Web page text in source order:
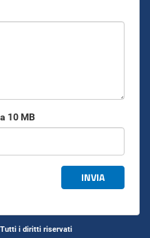
10 MB
INVIA
i diritti riservati